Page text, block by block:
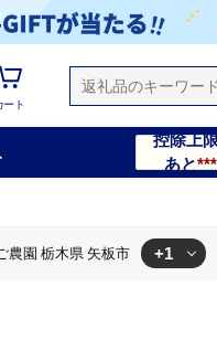
ート
控除上
あと
農園 栃木県 矢板市 +1